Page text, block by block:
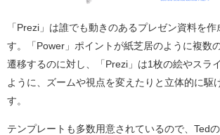
「Prezi」は誰でも動きのあるプレゼン資料を
す。「Power」ポイントが紙芝居のように複数
遷移するのに対し、「Prezi」は1枚の絵やスラ
ように、ズームや視点を変えたりと立体的に駆
す。
テンプレートも多数用意されているので、Ted